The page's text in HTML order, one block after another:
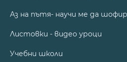
Аз на пътя- научи ме да
Листовки - видео уроци
Учебни школи